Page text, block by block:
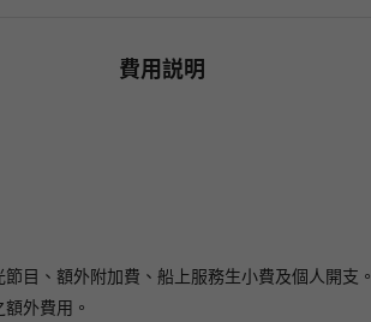
費用説明
目、額外附加費、船上服務生小費及個人開支。
外費用。